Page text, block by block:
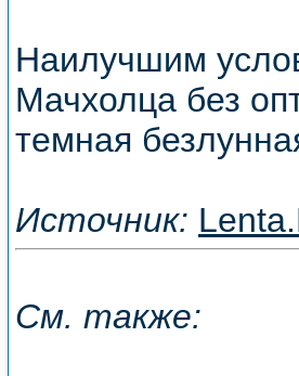
Наилучшим
Мачхолца без
темная
Источник:
См. также: